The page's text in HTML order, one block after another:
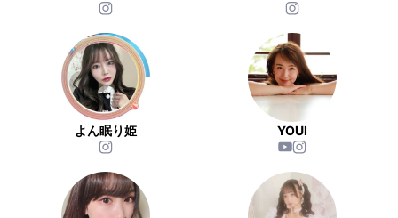
よん眠り姫 YOUI